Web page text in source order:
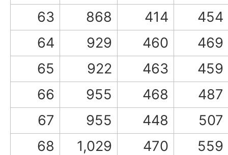
63
868 414
454
64
929 460
469
65
922 463
459
66
955 468
487
67
955 448
507
68
1,029 470
559